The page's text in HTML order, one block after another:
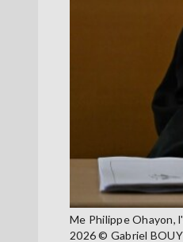
Me Philippe Ohayon,
2026 © Gabriel